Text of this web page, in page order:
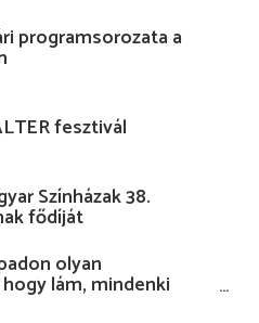
programsorozata a
fesztivál
Színházak 38.
fődíját
olyan
lám, mindenki
magammal…”